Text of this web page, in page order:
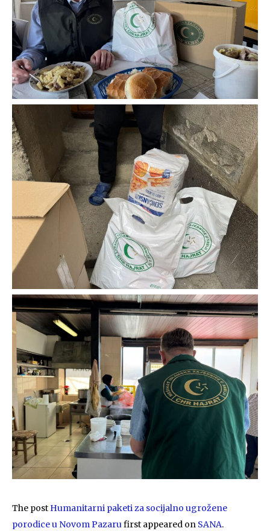
The post Humanitarni paketi za socijalno ugrožene
porodice u Novom Pazarufirst appeared on SANA.